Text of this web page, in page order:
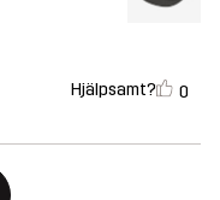
Hjälpsamt? 0